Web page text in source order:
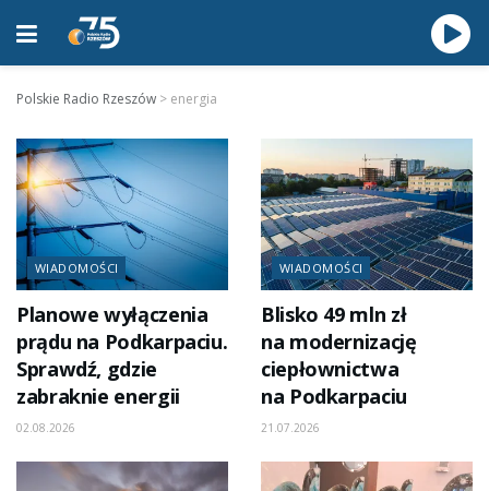
Polskie Radio Rzeszów > energia
WIADOMOŚCI
Planowe wyłączenia
prądu na Podkarpaciu.
Sprawdź, gdzie
zabraknie energii
02.08.2026
WIADOMOŚCI
Blisko 49 mln zł
na modernizację
ciepłownictwa
na Podkarpaciu
21.07.2026